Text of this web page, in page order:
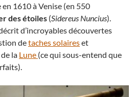
1610 à Venise (en 550
des étoiles (Sidereus Nuncius).
d’incroyables découvertes
detaches solaireset
la Lune (ce qui sous-entend que